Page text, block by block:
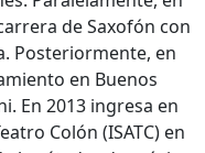
de Saxofón con
Posteriormente, en
en Buenos
En 2013 ingresa en
Colón (ISATC) en